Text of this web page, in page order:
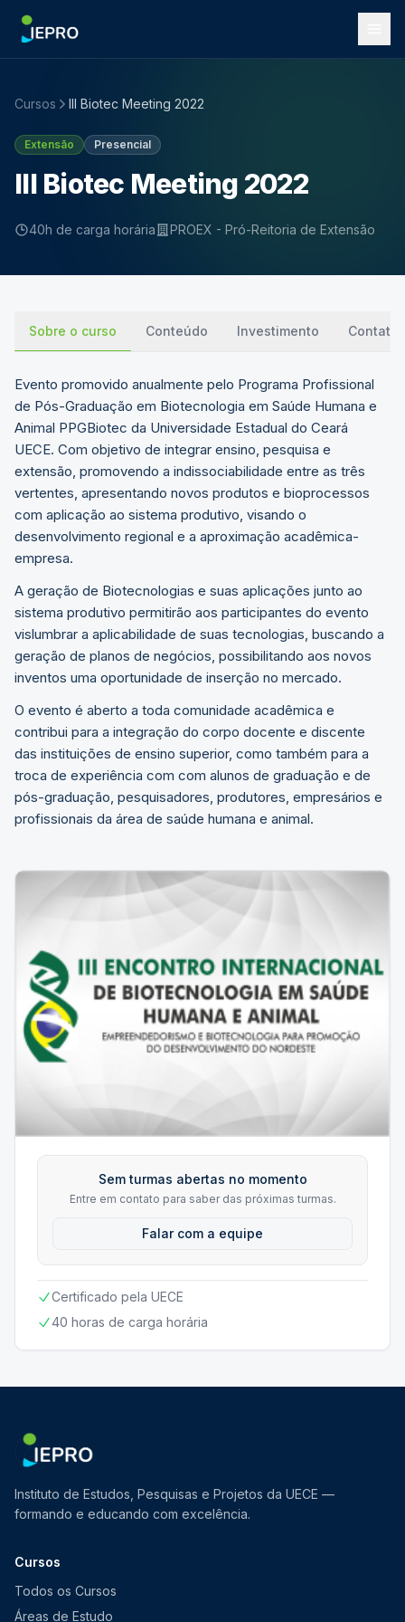
Cursos III Biotec Meeting 2022
Extensão Presencial
III Biotec Meeting 2022
40h de carga horária PROEX - Pró-Reitoria de Extensão
Sobre o curso Conteúdo Investimento Contato
Evento promovido anualmente pelo Programa Profissional
de Pós-Graduação em Biotecnologia em Saúde Humana e
Animal PPGBiotec da Universidade Estadual do Ceará
UECE. Com objetivo de integrar ensino, pesquisa e
extensão, promovendo a indissociabilidade entre as três
vertentes, apresentando novos produtos e bioprocessos
com aplicação ao sistema produtivo, visando o
desenvolvimento regional e a aproximação acadêmica-
empresa.
A geração de Biotecnologias e suas aplicações junto ao
sistema produtivo permitirão aos participantes do evento
vislumbrar a aplicabilidade de suas tecnologias, buscando a
geração de planos de negócios, possibilitando aos novos
inventos uma oportunidade de inserção no mercado.
O evento é aberto a toda comunidade acadêmica e
contribui para a integração do corpo docente e discente
das instituições de ensino superior, como também para a
troca de experiência com com alunos de graduação e de
pós-graduação, pesquisadores, produtores, empresários e
profissionais da área de saúde humana e animal.
Sem turmas abertas no momento
Entre em contato para saber das próximas turmas.
Falar com a equipe
Certificado pela UECE
40 horas de carga horária
Instituto de Estudos, Pesquisas e Projetos da UECE —
formando e educando com excelência.
Cursos
Todos os Cursos
Áreas de Estudo